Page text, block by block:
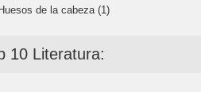
de la cabeza (1)
10 Literatura: